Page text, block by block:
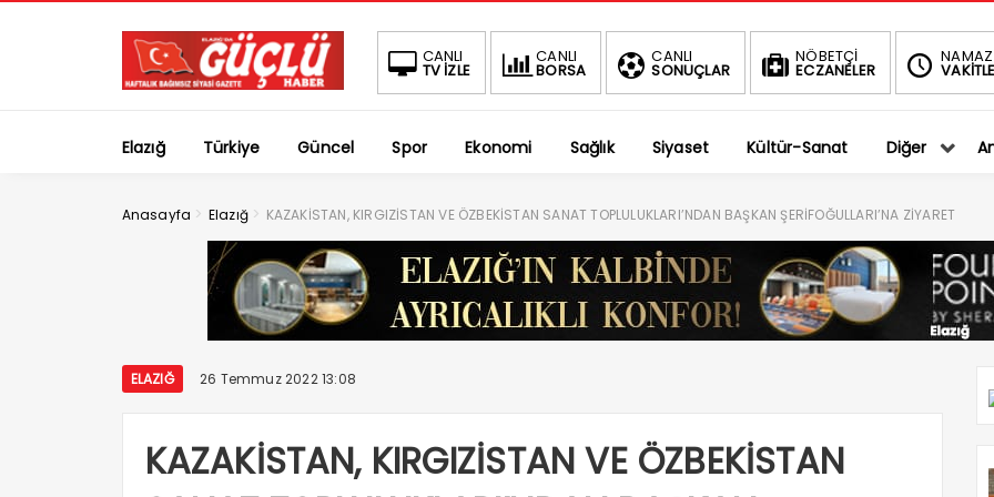
CANLI
TV İZLE
CANLI
BORSA
CANLI
SONUÇLAR
NÖBETÇİ
ECZANELER
NAMAZ
BIST
-0.75% 1.401,27
DOLAR
% 36,5794
Elazığ Türkiye Güncel Spor Ekonomi Sağlık Siyaset Kültür-Sanat Diğer
Anasayfa > Elazığ > KAZAKİSTAN, KIRGIZİSTAN VE ÖZBEKİSTAN SANAT TOPLULUKLARI’NDAN BAŞKAN ŞERİFOĞULLARI’NA ZİYARET
ELAZIĞ 26 Temmuz 2022 13:08
KAZAKİSTAN, KIRGIZİSTAN VE ÖZBEKİSTAN